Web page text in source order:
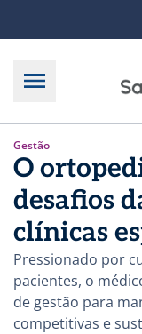
Gestão
O
desafios
clínicas
Pressionado por
pacientes, o
de gestão para
competitivas e